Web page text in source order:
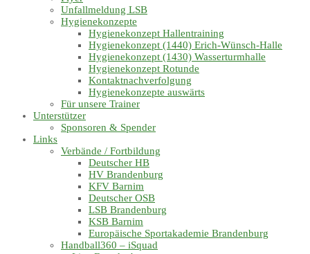
Unfallmeldung LSB
Hygienekonzepte
Hygienekonzept Hallentraining
Hygienekonzept (1440) Erich-Wünsch-Halle
Hygienekonzept (1430) Wasserturmhalle
Hygienekonzept Rotunde
Kontaktnachverfolgung
Hygienekonzepte auswärts
Für unsere Trainer
Unterstützer
Sponsoren & Spender
Links
Verbände / Fortbildung
Deutscher HB
HV Brandenburg
KFV Barnim
Deutscher OSB
LSB Brandenburg
KSB Barnim
Europäische Sportakademie Brandenburg
Handball360 – iSquad